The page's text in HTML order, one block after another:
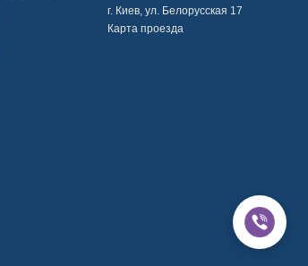
г. Киев, ул. Белорусская 17
Карта проезда